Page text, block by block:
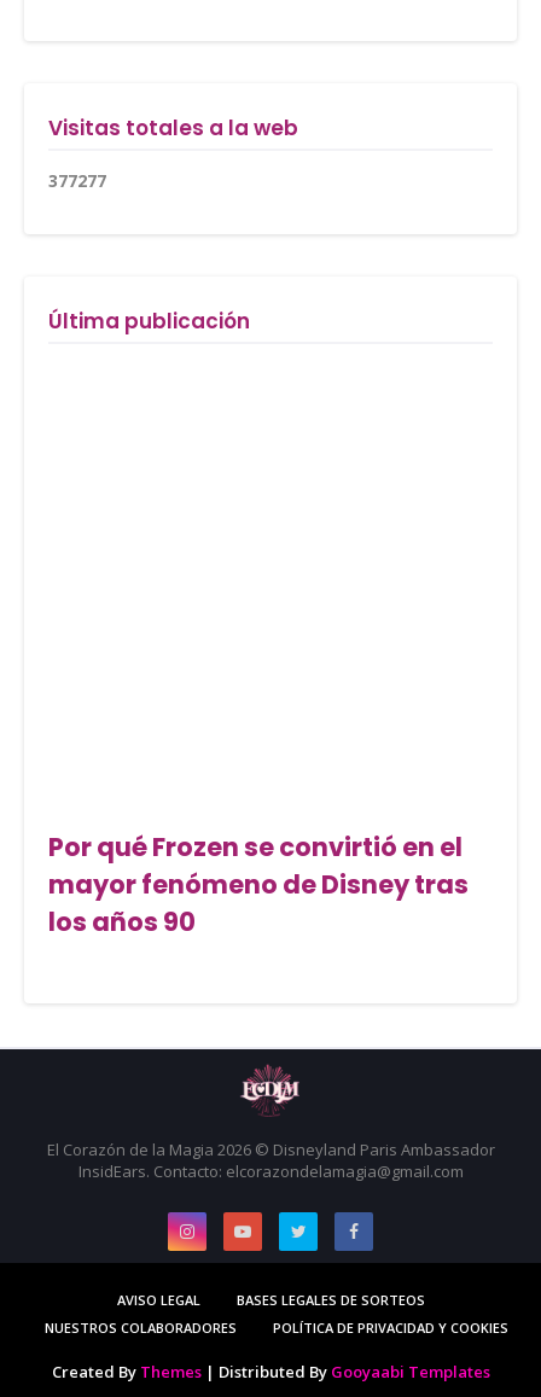
Visitas totales a la web
377277
Última publicación
Por qué Frozen se convirtió en el
mayor fenómeno de Disney tras
los años 90
El Corazón de la Magia 2026 © Disneyland Paris Ambassador
InsidEars. Contacto: elcorazondelamagia@gmail.com
AVISO LEGAL
BASES LEGALES DE SORTEOS
NUESTROS COLABORADORES
POLÍTICA DE PRIVACIDAD Y COOKIES
Created By Themes| Distributed By Gooyaabi Templates